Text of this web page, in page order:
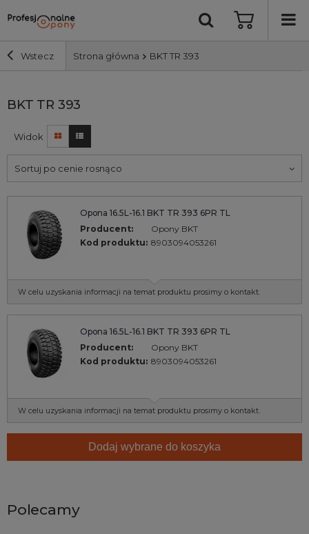
Wstecz Strona główna BKT TR 393
Szerokość i profil
Średnica
Producent
Bieżnik
Nośność
Wyszukaj
BKT TR 393
Widok
Sortuj po cenie rosnąco
Opona 16.5L-16.1 BKT TR 393 6PR TL
Producent:
Opony BKT
Kod produktu: 8903094053261
W celu uzyskania informacji na temat produktu prosimy o kontakt.
Opona 16.5L-16.1 BKT TR 393 6PR TL
Producent:
Opony BKT
Kod produktu: 8903094053261
W celu uzyskania informacji na temat produktu prosimy o kontakt.
Dodaj wybrane do koszyka
Polecamy